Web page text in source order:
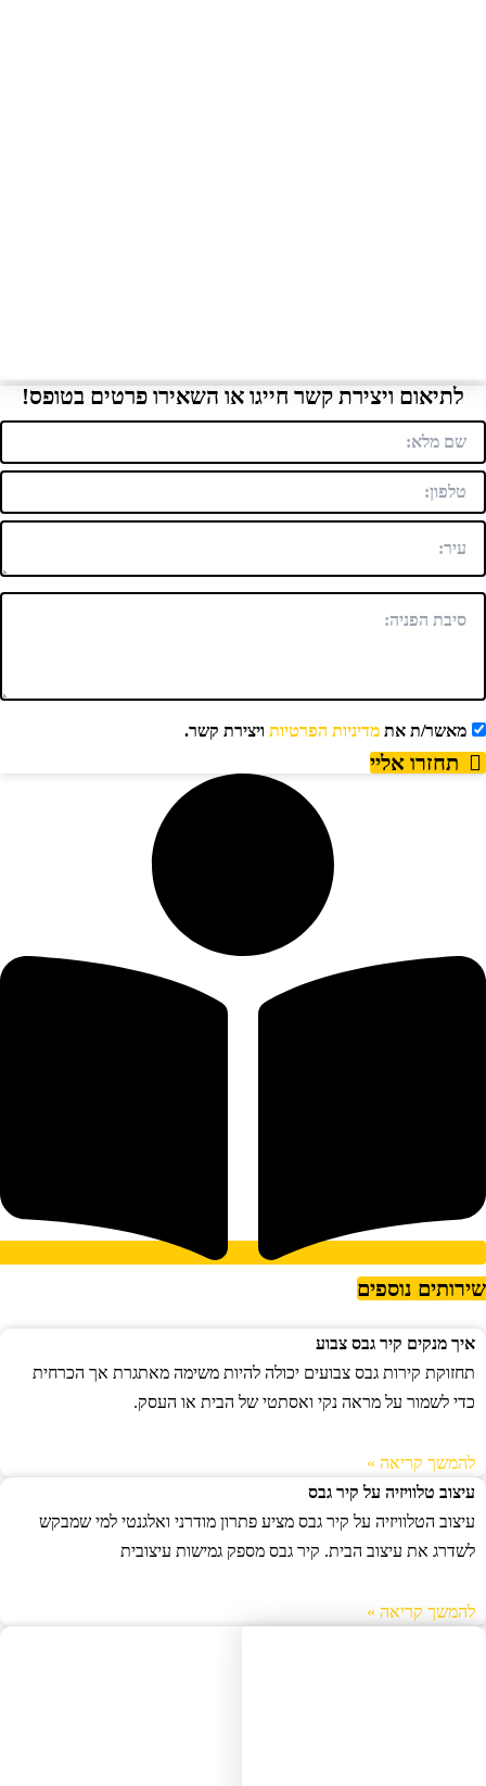
לתיאום ויצירת קשר חייגו או השאירו פרטים בטופס!
מאשר/ת אתמדיניות הפרטיותויצירת קשר.
תחזרו אליי
נוספים
איך מנקים קיר גבס צבוע
תחזוקת קירות גבס צבועים יכולה להיות משימה מאתגרת אך הכרחית
כדי לשמור על מראה נקי ואסתטי של הבית או העסק.
להמשך קריאה »
עיצוב טלוויזיה על קיר גבס
עיצוב הטלוויזיה על קיר גבס מציע פתרון מודרני ואלגנטי למי שמבקש
לשדרג את עיצוב הבית. קיר גבס מספק גמישות עיצובית
להמשך קריאה »